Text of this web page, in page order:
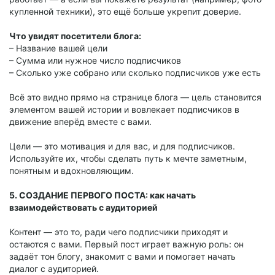
купленной техники), это ещё больше укрепит доверие.
Что увидят посетители блога:
– Название вашей цели
– Сумма или нужное число подписчиков
– Сколько уже собрано или сколько подписчиков уже есть
Всё это видно прямо на странице блога — цель становится
элементом вашей истории и вовлекает подписчиков в
движение вперёд вместе с вами.
Цели — это мотивация и для вас, и для подписчиков.
Используйте их, чтобы сделать путь к мечте заметным,
понятным и вдохновляющим.
5. СОЗДАНИЕ ПЕРВОГО ПОСТА: как начать
взаимодействовать с аудиторией
Контент — это то, ради чего подписчики приходят и
остаются с вами. Первый пост играет важную роль: он
задаёт тон блогу, знакомит с вами и помогает начать
диалог с аудиторией.